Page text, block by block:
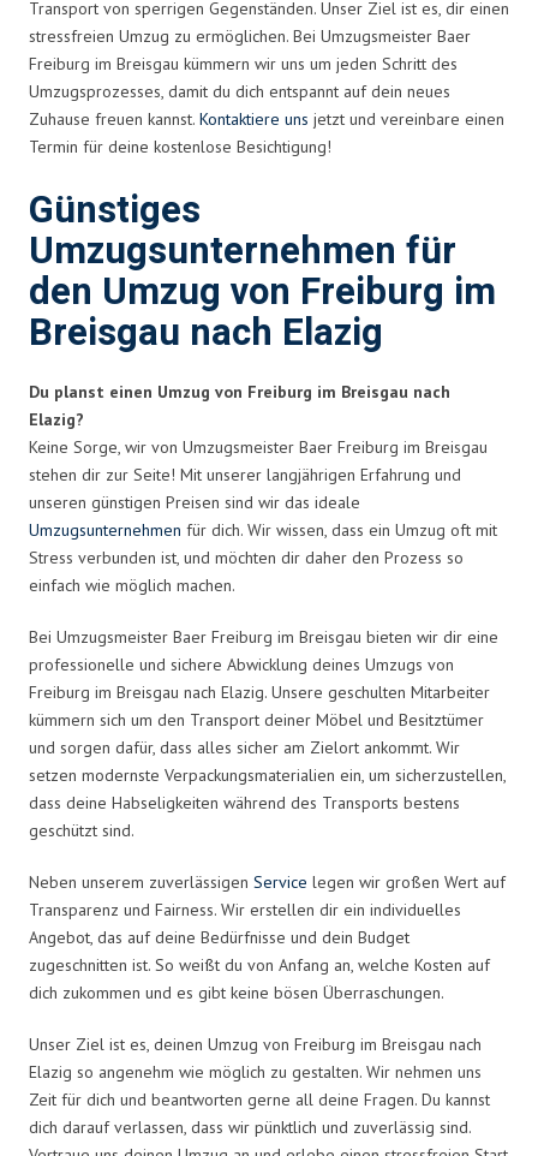
Transport von sperrigen Gegenständen. Unser Ziel ist es, dir einen
stressfreien Umzug zu ermöglichen. Bei Umzugsmeister Baer
Freiburg im Breisgau kümmern wir uns um jeden Schritt des
Umzugsprozesses, damit du dich entspannt auf dein neues
Zuhause freuen kannst. Kontaktiere uns jetzt und vereinbare einen
Termin für deine kostenlose Besichtigung!
Günstiges
Umzugsunternehmen für
den Umzug von Freiburg im
Breisgau nach Elazig
Du planst einen Umzug von Freiburg im Breisgau nach
Elazig?
Keine Sorge, wir von Umzugsmeister Baer Freiburg im Breisgau
stehen dir zur Seite! Mit unserer langjährigen Erfahrung und
unseren günstigen Preisen sind wir das ideale
Umzugsunternehmen für dich. Wir wissen, dass ein Umzug oft mit
Stress verbunden ist, und möchten dir daher den Prozess so
einfach wie möglich machen.
Bei Umzugsmeister Baer Freiburg im Breisgau bieten wir dir eine
professionelle und sichere Abwicklung deines Umzugs von
Freiburg im Breisgau nach Elazig. Unsere geschulten Mitarbeiter
kümmern sich um den Transport deiner Möbel und Besitztümer
und sorgen dafür, dass alles sicher am Zielort ankommt. Wir
setzen modernste Verpackungsmaterialien ein, um sicherzustellen,
dass deine Habseligkeiten während des Transports bestens
geschützt sind.
Neben unserem zuverlässigen Service legen wir großen Wert auf
Transparenz und Fairness. Wir erstellen dir ein individuelles
Angebot, das auf deine Bedürfnisse und dein Budget
zugeschnitten ist. So weißt du von Anfang an, welche Kosten auf
dich zukommen und es gibt keine bösen Überraschungen.
Unser Ziel ist es, deinen Umzug von Freiburg im Breisgau nach
Elazig so angenehm wie möglich zu gestalten. Wir nehmen uns
Zeit für dich und beantworten gerne all deine Fragen. Du kannst
dich darauf verlassen, dass wir pünktlich und zuverlässig sind.